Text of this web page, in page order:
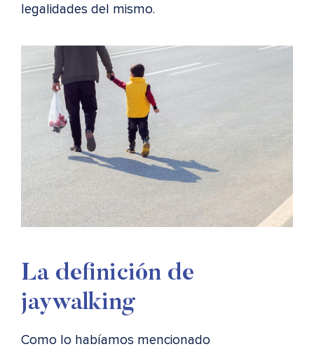
legalidades del mismo.
La definición de
jaywalking
Como lo habíamos mencionado